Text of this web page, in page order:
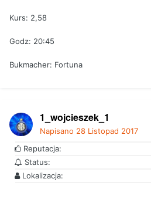
Kurs: 2,58
Godz: 20:45
Bukmacher: Fortuna
1_wojcieszek_1
Napisano 28 Listopad 2017
Reputacja:
Status:
Lokalizacja: